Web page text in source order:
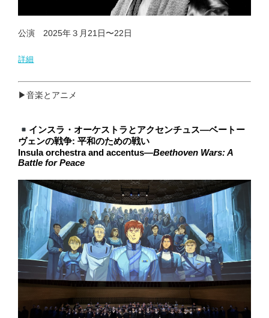
公演 2025年３月21日〜22日
詳細
▶︎音楽とアニメ
インスラ・オーケストラとアクセンチュス—ベートー
ヴェンの戦争: 平和のための戦い
Insula orchestra and accentus—Beethoven Wars: A
Battle for Peace